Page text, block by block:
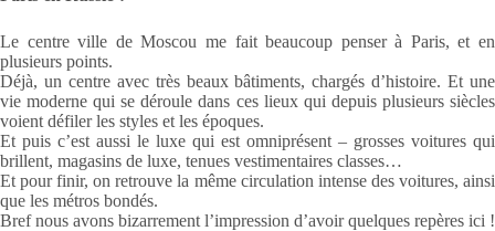
Le centre ville de Moscou me fait beaucoup penser à Paris, et en
plusieurs points.
Déjà, un centre avec très beaux bâtiments, chargés d’histoire. Et une
vie moderne qui se déroule dans ces lieux qui depuis plusieurs siècles
voient défiler les styles et les époques.
Et puis c’est aussi le luxe qui est omniprésent – grosses voitures qui
brillent, magasins de luxe, tenues vestimentaires classes…
Et pour finir, on retrouve la même circulation intense des voitures, ainsi
que les métros bondés.
Bref nous avons bizarrement l’impression d’avoir quelques repères ici !